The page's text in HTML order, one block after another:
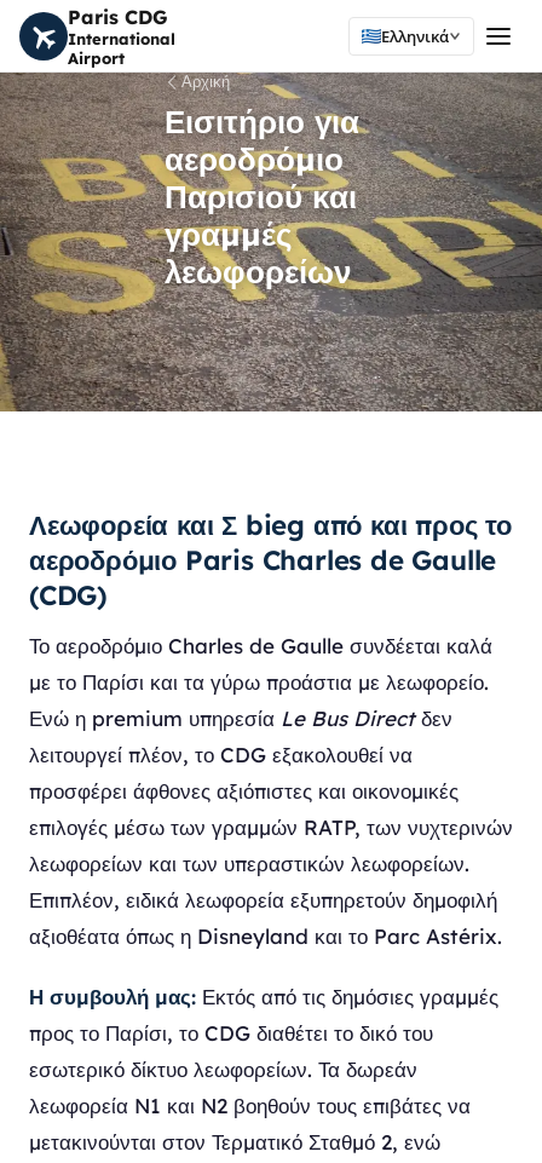
Paris CDG
International
Airport
Ελληνικά
Αρχική
Εισιτήριο για
αεροδρόμιο
Παρισιού και
γραμμές
λεωφορείων
Λεωφορεία και Σ bieg από και προς το
αεροδρόμιο Paris Charles de Gaulle
(CDG)
Το αεροδρόμιο Charles de Gaulle συνδέεται καλά
με το Παρίσι και τα γύρω προάστια με λεωφορείο.
Ενώ η premium υπηρεσία Le Bus Directδεν
λειτουργεί πλέον, το CDG εξακολουθεί να
προσφέρει άφθονες αξιόπιστες και οικονομικές
επιλογές μέσω των γραμμών RATP, των νυχτερινών
λεωφορείων και των υπεραστικών λεωφορείων.
Επιπλέον, ειδικά λεωφορεία εξυπηρετούν δημοφιλή
αξιοθέατα όπως η Disneyland και το Parc Astérix.
Η συμβουλή μας: Εκτός από τις δημόσιες γραμμές
προς το Παρίσι, το CDG διαθέτει το δικό του
εσωτερικό δίκτυο λεωφορείων. Τα δωρεάν
λεωφορεία N1 και N2 βοηθούν τους επιβάτες να
μετακινούνται στον Τερματικό Σταθμό 2, ενώ